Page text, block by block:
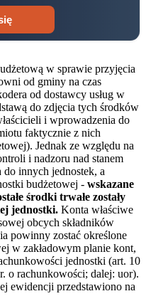
w sprawie przyjęcia
od gminy na czas
od dostawcy usług w
do zdjęcia tych środków
i wprowadzenia do
faktycznie z nich
Jednak ze względu na
i nadzoru nad stanem
innych jednostek, a
budżetowej - wskazane
środki trwałe zostały
jednostki. Konta właściwe
obcych składników
powinny zostać określone
w zakładowym planie kont,
jednostki (art. 10
o rachunkowości; dalej: uor).
ewidencji przedstawiono na